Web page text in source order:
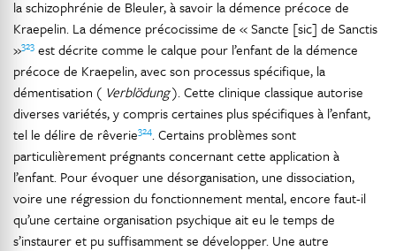
la schizophrénie de Bleuler, à savoir la démence précoce de
Kraepelin. La démence précocissime de « Sancte [sic] de Sanctis
»323 est décrite comme le calque pour l’enfant de la démence
précoce de Kraepelin, avec son processus spécifique, la
démentisation ( Verblödung). Cette clinique classique autorise
diverses variétés, y compris certaines plus spécifiques à l’enfant,
tel le délire de rêverie324. Certains problèmes sont
particulièrement prégnants concernant cette application à
l’enfant. Pour évoquer une désorganisation, une dissociation,
voire une régression du fonctionnement mental, encore faut-il
qu’une certaine organisation psychique ait eu le temps de
s’instaurer et pu suffisamment se développer. Une autre